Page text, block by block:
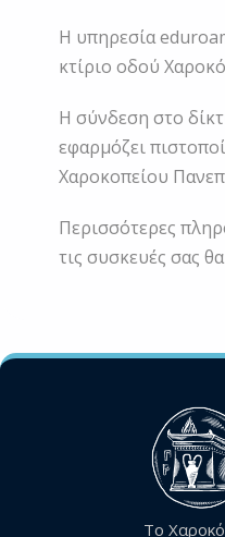
Η υπηρεσία
κτίριο οδού
Η σύνδεση στο
εφαρμόζει
Χαροκοπείου
Περισσότερες
τις συσκευές σας
Το